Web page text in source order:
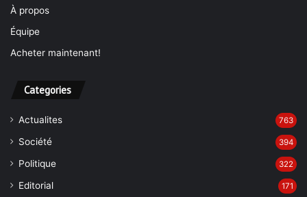
Équipe
Acheter maintenant!
Société 394
Politique 322
Editorial 171
Economie 133